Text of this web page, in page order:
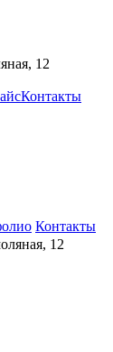
12
Контакты
Контакты
12